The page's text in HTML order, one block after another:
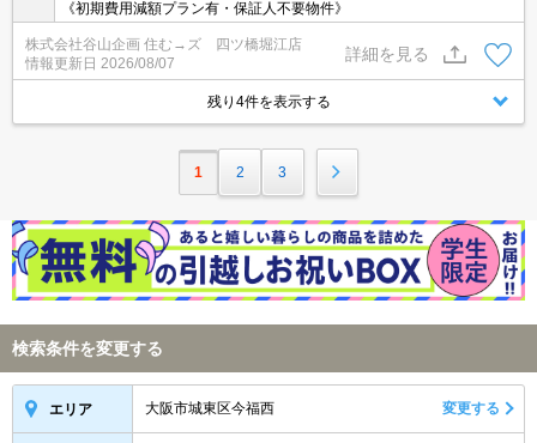
《初期費用減額プラン有・保証人不要物件》
株式会社谷山企画 住む→ズ 四ツ橋堀江店
情報更新日 2026/08/07
詳細を見る
残り4件を表示する
1 2 3
検索条件を変更する
エリア 大阪市城東区今福西 変更する